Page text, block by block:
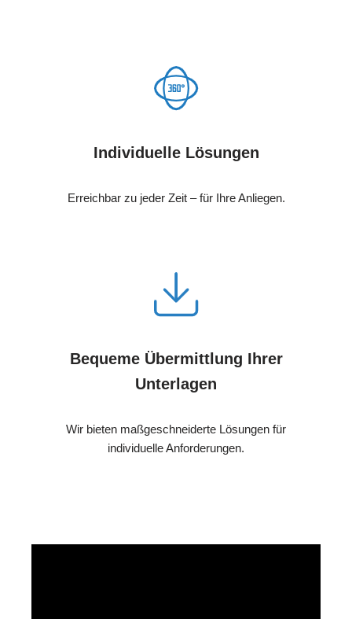
Individuelle Lösungen
Erreichbar zu jeder Zeit – für Ihre Anliegen.
Bequeme Übermittlung Ihrer
Unterlagen
Wir bieten maßgeschneiderte Lösungen für
individuelle Anforderungen.